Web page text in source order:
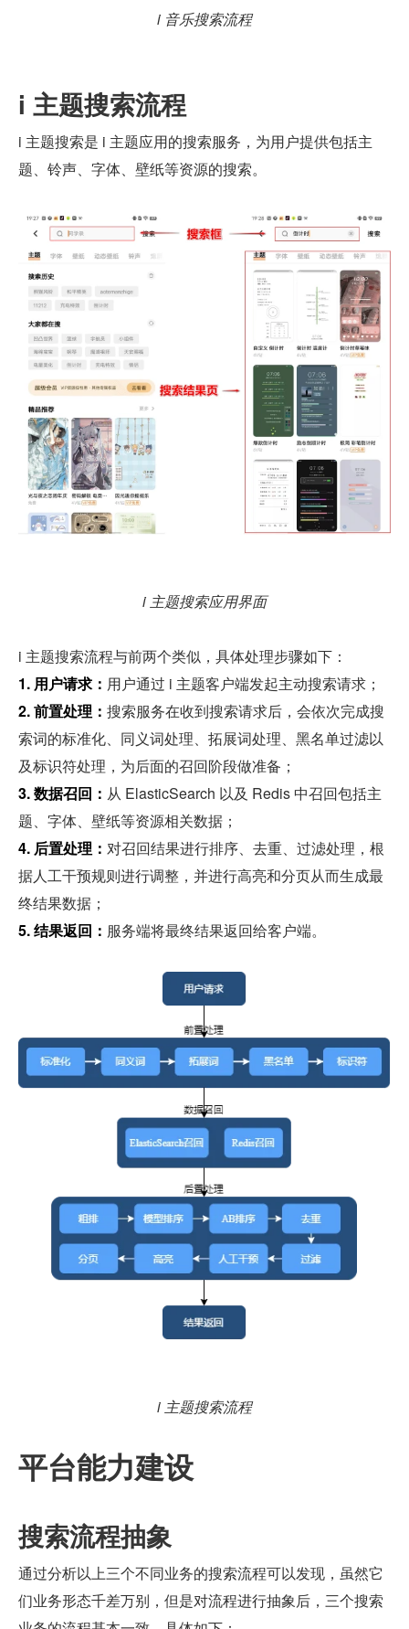
i 音乐搜索流程
i 主题搜索流程
i 主题搜索是 i 主题应用的搜索服务，为用户提供包括主
题、铃声、字体、壁纸等资源的搜索。
i 主题搜索应用界面
i 主题搜索流程与前两个类似，具体处理步骤如下：
1. 用户请求： 用户通过 i 主题客户端发起主动搜索请求；
2. 前置处理： 搜索服务在收到搜索请求后，会依次完成搜
索词的标准化、同义词处理、拓展词处理、黑名单过滤以
及标识符处理，为后面的召回阶段做准备；
3. 数据召回： 从 ElasticSearch 以及 Redis 中召回包括主
题、字体、壁纸等资源相关数据；
4. 后置处理： 对召回结果进行排序、去重、过滤处理，根
据人工干预规则进行调整，并进行高亮和分页从而生成最
终结果数据；
5. 结果返回： 服务端将最终结果返回给客户端。
i 主题搜索流程
平台能力建设
搜索流程抽象
通过分析以上三个不同业务的搜索流程可以发现，虽然它
们业务形态千差万别，但是对流程进行抽象后，三个搜索